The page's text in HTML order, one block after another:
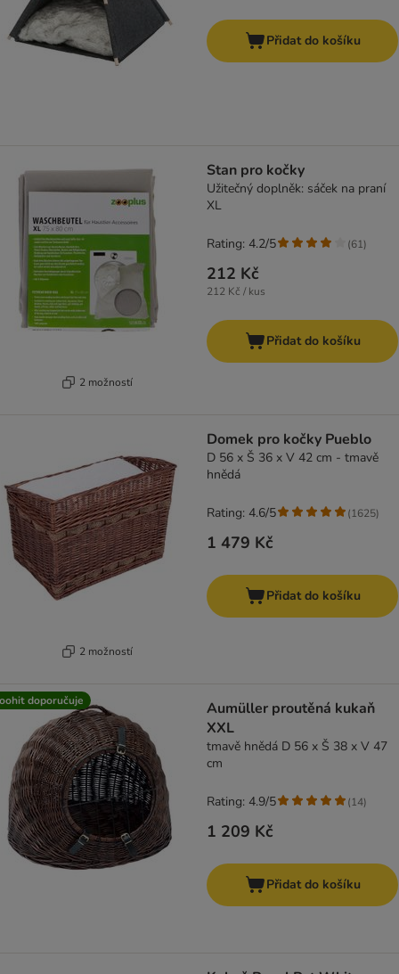
Přidat do košíku
2 možností
Stan pro kočky
Užitečný doplněk: sáček na praní
XL
212 Kč
212 Kč / kus
Rating: 4.2/5 (61)
Přidat do košíku
2 možností
Domek pro kočky Pueblo
D 56 x Š 36 x V 42 cm - tmavě
hnědá
1 479 Kč
Rating: 4.6/5 (1625)
Přidat do košíku
doporučuje
Aumüller proutěná kukaň
XXL
tmavě hnědá D 56 x Š 38 x V 47
cm
1 209 Kč
Rating: 4.9/5 (14)
Přidat do košíku